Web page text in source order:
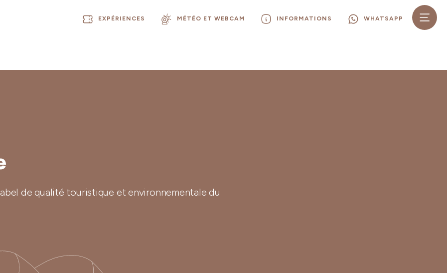
EXPÉRIENCES MÉTÉO ET WEBCAM INFORMATIONS WHATSAPP
de qualité touristique et environnementale du